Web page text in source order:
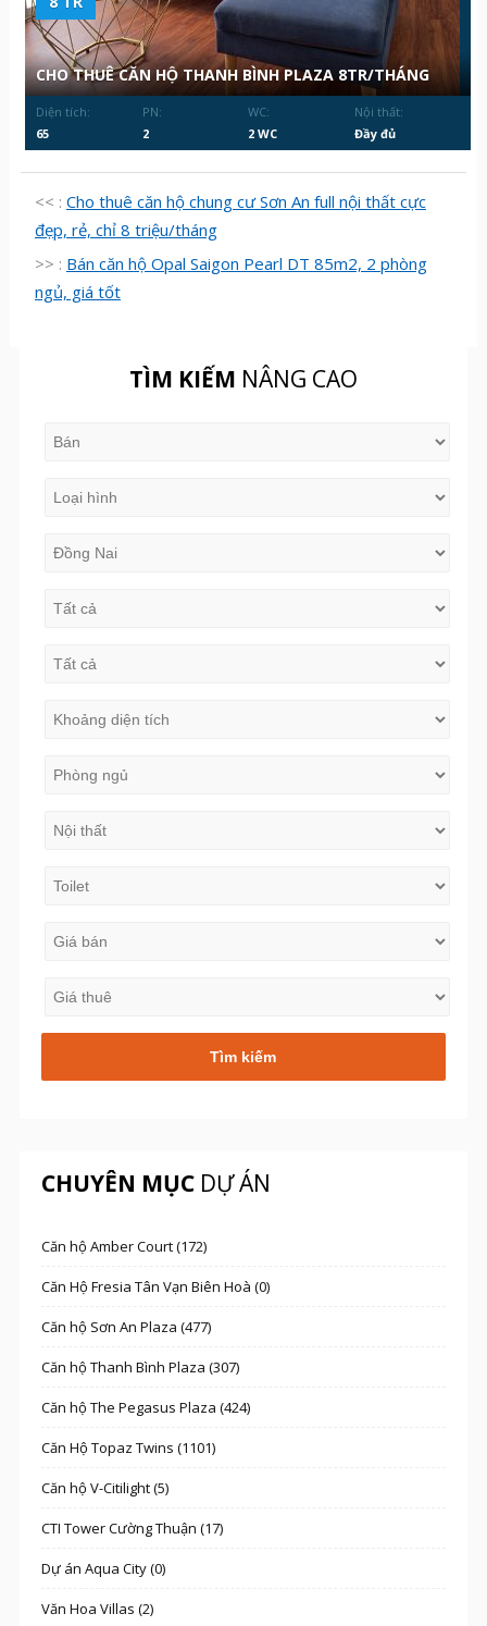
CHO THUÊ CĂN HỘ THANH BÌNH PLAZA 8TR/THÁNG
Diện tích:
65
PN:
2
WC:
2 WC
Nội thất:
Đầy đủ
<< : Cho thuê căn hộ chung cư Sơn An full nội thất cực
đẹp, rẻ, chỉ 8 triệu/tháng
>> : Bán căn hộ Opal Saigon Pearl DT 85m2, 2 phòng
ngủ, giá tốt
TÌM KIẾM NÂNG CAO
CHUYÊN MỤCDỰ ÁN
Căn hộ Amber Court (172)
Căn Hộ Fresia Tân Vạn Biên Hoà (0)
Căn hộ Sơn An Plaza (477)
Căn hộ Thanh Bình Plaza (307)
Căn hộ The Pegasus Plaza (424)
Căn Hộ Topaz Twins (1101)
Căn hộ V-Citilight (5)
CTI Tower Cường Thuận (17)
Dự án Aqua City (0)
Văn Hoa Villas (2)